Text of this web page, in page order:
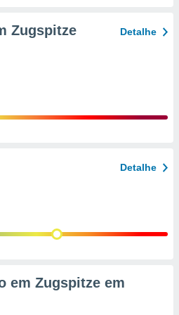
Zugspitze
Detalhe
Detalhe
em Zugspitze em